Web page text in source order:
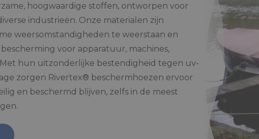
hoogwaardige stoffen, ontworpen voor
industrieën. Onze materialen zijn
weersomstandigheden te weerstaan ​​en
voor apparatuur, machines,
hun uitzonderlijke bestendigheid tegen uv-
zorgen Rivertex® beschermhoezen ervoor
en beschermd blijven, zelfs in de meest